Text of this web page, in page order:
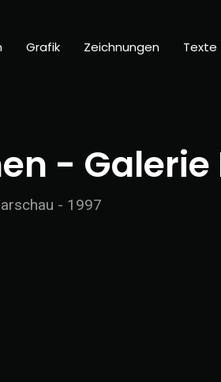
Grafik Zeichnungen Texte
- Galerie
- 1997